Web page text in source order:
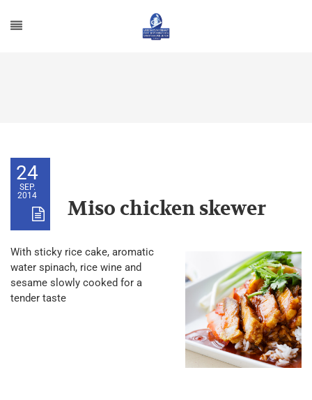
24
SEP.
2014
Miso chicken skewer
With sticky rice cake, aromatic
water spinach, rice wine and
sesame slowly cooked for a
tender taste